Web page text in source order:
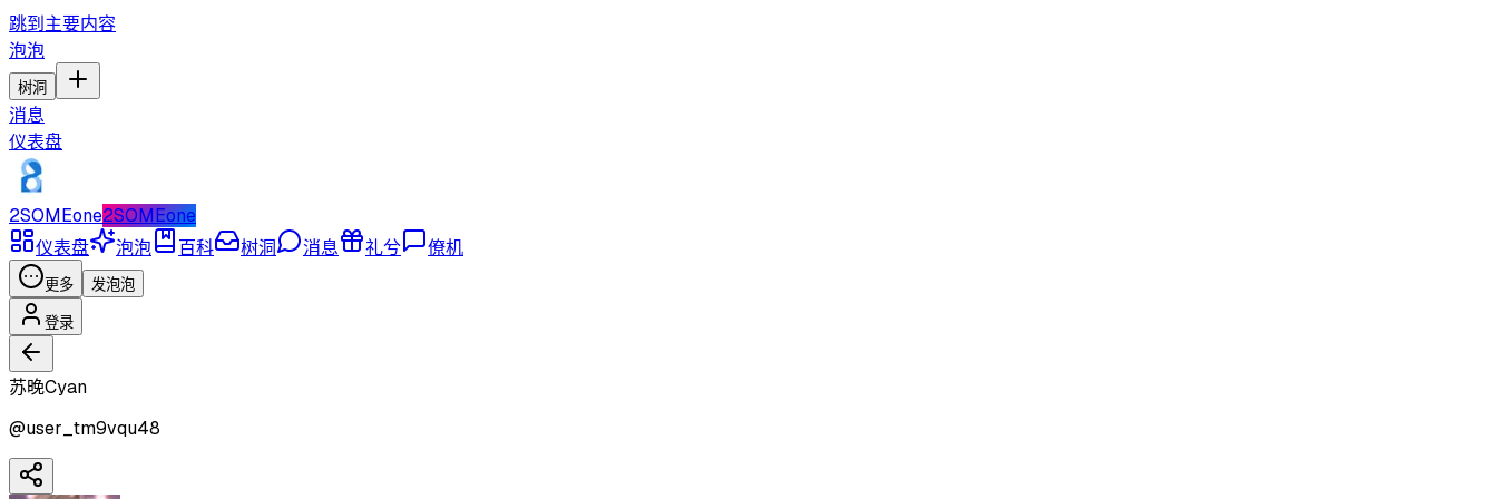
跳到主要内容
泡泡
树洞
消息
仪表盘
2SOMEone2SOMEone
仪表盘
泡泡 百科 树洞 消息 礼兮 僚机
更多 发泡泡
登录
苏晚Cyan
@user_tm9vqu48